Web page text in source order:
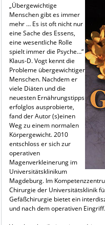
„Übergewichtige
Menschen gibt es immer
mehr … Es ist oft nicht nur
eine Sache des Essens,
eine wesentliche Rolle
spielt immer die Psyche…“
Klaus-D. Vogt kennt die
Probleme übergewichtiger
Menschen. Nachdem er
viele Diäten und die
neuesten Ernährungstipps
erfolglos ausprobierte,
fand der Autor (s)einen
Weg zu einem normalen
Körpergewicht. 2010
entschloss er sich zur
operativen
Magenverkleinerung im
Universitätsklinikum
Magdeburg. Im
Chirurgie der Universitätsklinik
Gefäßchirurgie bietet ein
und nach dem operativen Eingriff.